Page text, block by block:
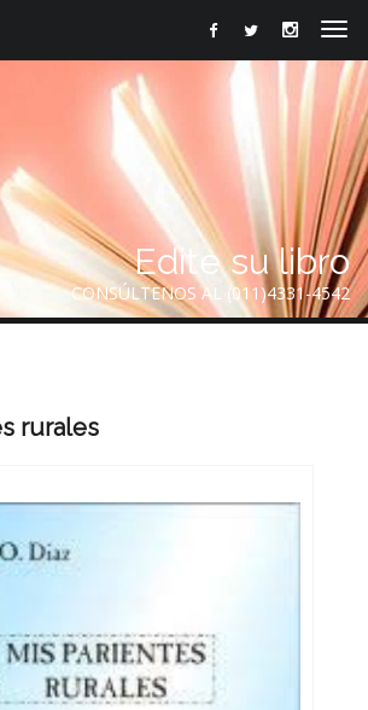
Edite su libro
CONSÚLTENOS AL (011)4331-4542
rurales